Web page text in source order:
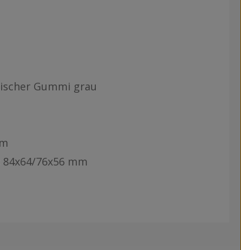
Gummi grau
84x64/76x56 mm